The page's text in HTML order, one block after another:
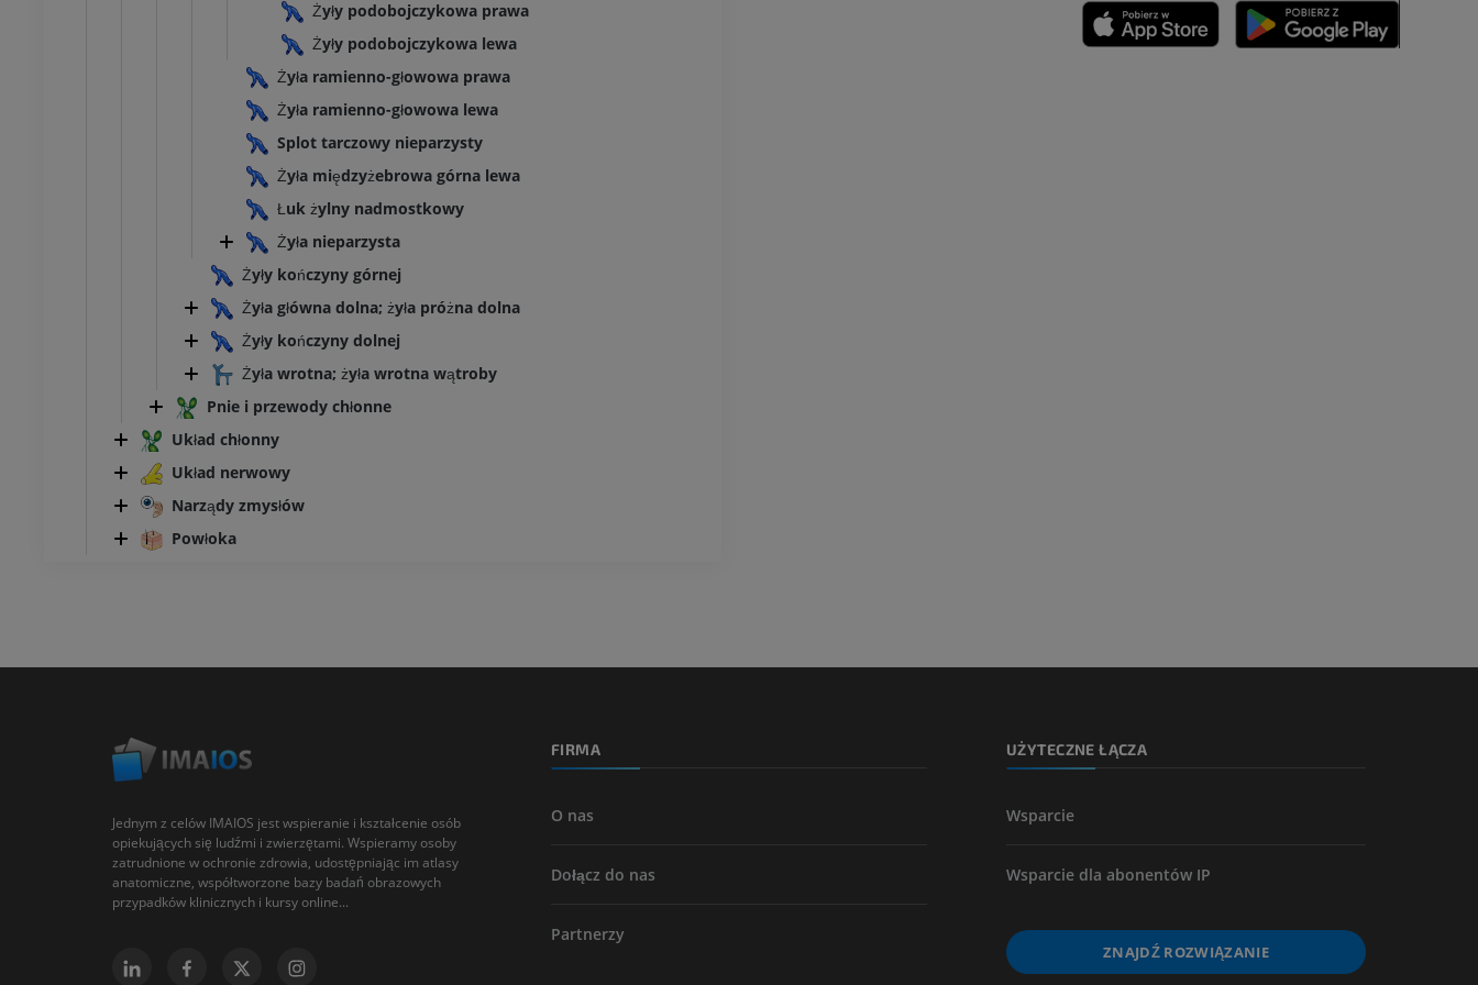
Żyły podobojczykowa prawa
Żyły podobojczykowa lewa
Żyła ramienno-głowowa prawa
Żyła ramienno-głowowa lewa
Splot tarczowy nieparzysty
Żyła międzyżebrowa górna lewa
Łuk żylny nadmostkowy
Żyła nieparzysta
Żyły kończyny górnej
Żyła główna dolna; żyła próżna dolna
Żyły kończyny dolnej
Żyła wrotna; żyła wrotna wątroby
Pnie i przewody chłonne
Układ chłonny
Układ nerwowy
Narządy zmysłów
Powłoka
Jednym z celów IMAIOS jest wspieranie i kształcenie osób
opiekujących się ludźmi i zwierzętami. Wspieramy osoby
zatrudnione w ochronie zdrowia, udostępniając im atlasy
anatomiczne, współtworzone bazy badań obrazowych
przypadków klinicznych i kursy online...
FIRMA
O nas
Dołącz do nas
Partnerzy
UŻYTECZNE ŁĄCZA
Wsparcie
Wsparcie dla abonentów IP
ZNAJDŹ ROZWIĄZANIE